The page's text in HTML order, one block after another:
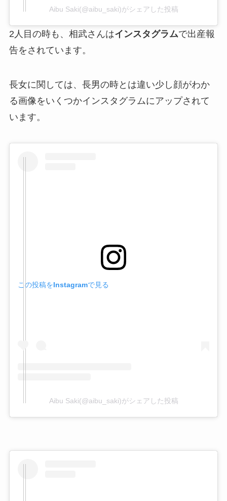
Aibu Saki(@aibu_saki)がシェアした投稿
2人目の時も、相武さんはインスタグラムで出産報
告をされています。
長女に関しては、長男の時とは違い少し顔がわか
る画像をいくつかインスタグラムにアップされて
います。
この投稿をInstagramで見る
Aibu Saki(@aibu_saki)がシェアした投稿